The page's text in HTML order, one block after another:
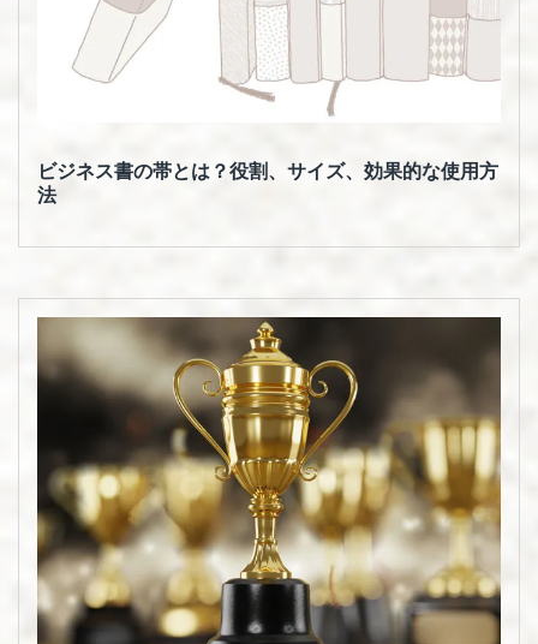
ビジネス書の帯とは？役割、サイズ、効果的な使用方
法